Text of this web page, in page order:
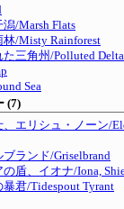
/Marsh Flats
林/Misty Rainforest
た三角州/Polluted Delta
Sea
(7)
、エリシュ・ノーン/
ブランド/Griselbrand
の盾、イオナ/Iona,
君/Tidespout Tyrant